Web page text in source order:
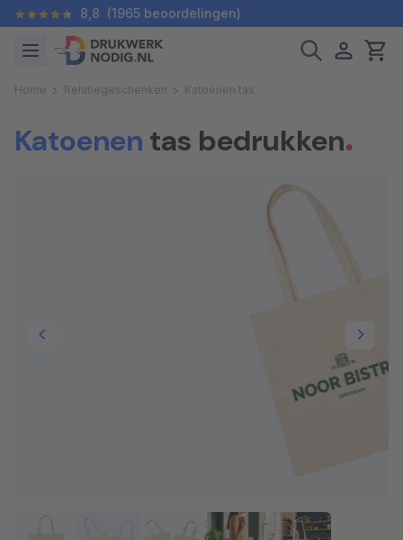
8,8 (1965 beoordelingen)
Home Relatiegeschenken Katoenen tas
Katoenen tas bedrukken